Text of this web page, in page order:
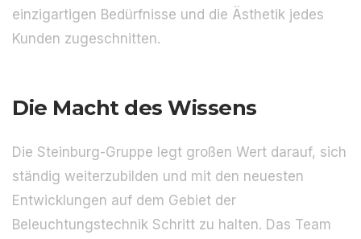
einzigartigen Bedürfnisse und die Ästhetik jedes
Kunden zugeschnitten.
Die Macht des Wissens
Die Steinburg-Gruppe legt großen Wert darauf, sich
ständig weiterzubilden und mit den neuesten
Entwicklungen auf dem Gebiet der
Beleuchtungstechnik Schritt zu halten. Das Team